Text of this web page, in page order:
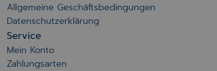
Allgemeine Geschäftsbedingungen
Datenschutzerklärung
Service
Mein Konto
Zahlungsarten